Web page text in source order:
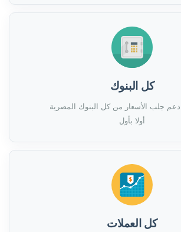
كل البنوك
جلب الأسعار من كل البنوك المصرية
أولا بأول
كل العملات